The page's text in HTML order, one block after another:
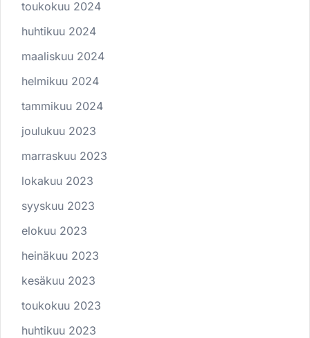
toukokuu 2024
huhtikuu 2024
maaliskuu 2024
helmikuu 2024
tammikuu 2024
joulukuu 2023
marraskuu 2023
lokakuu 2023
syyskuu 2023
elokuu 2023
heinäkuu 2023
kesäkuu 2023
toukokuu 2023
huhtikuu 2023